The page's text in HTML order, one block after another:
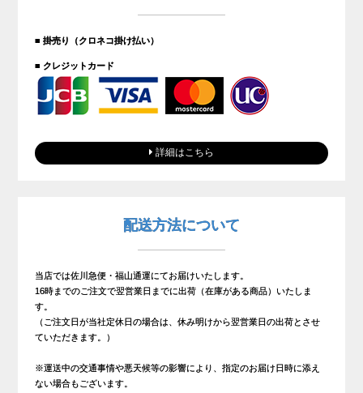
■ 掛売り（クロネコ掛け払い）
■ クレジットカード
詳細はこちら
配送方法について
当店では佐川急便・福山通運にてお届けいたします。
16時までのご注文で翌営業日までに出荷（在庫がある商品）いたしま
す。
（ご注文日が当社定休日の場合は、休み明けから翌営業日の出荷とさせ
ていただきます。）
※運送中の交通事情や悪天候等の影響により、指定のお届け日時に添え
ない場合もございます。